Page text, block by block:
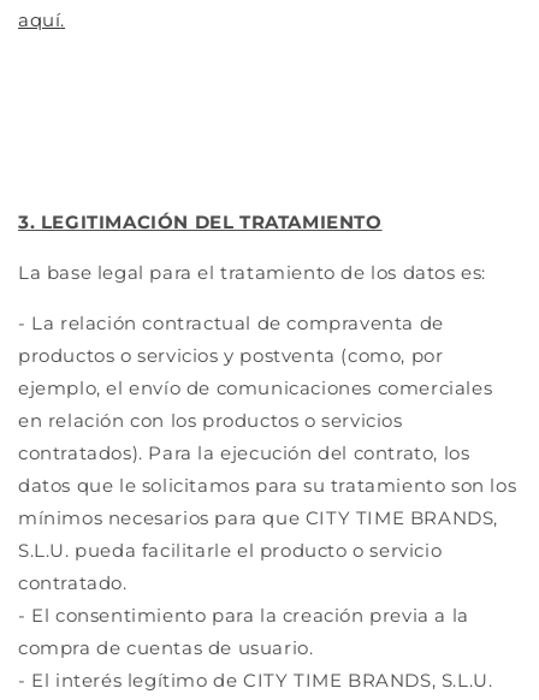
aquí.
3. LEGITIMACIÓN DEL TRATAMIENTO
La base legal para el tratamiento de los datos es:
- La relación contractual de compraventa de
productos o servicios y postventa (como, por
ejemplo, el envío de comunicaciones comerciales
en relación con los productos o servicios
contratados). Para la ejecución del contrato, los
datos que le solicitamos para su tratamiento son los
mínimos necesarios para que CITY TIME BRANDS,
S.L.U. pueda facilitarle el producto o servicio
contratado.
- El consentimiento para la creación previa a la
compra de cuentas de usuario.
- El interés legítimo de CITY TIME BRANDS, S.L.U.